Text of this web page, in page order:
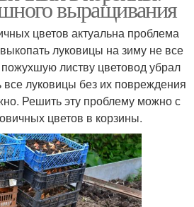
выращивания
цветов актуальна проблема
луковицы на зиму не все
листву цветовод убрал
все луковицы без их повреждения
Решить эту проблему можно с
цветов в корзины.